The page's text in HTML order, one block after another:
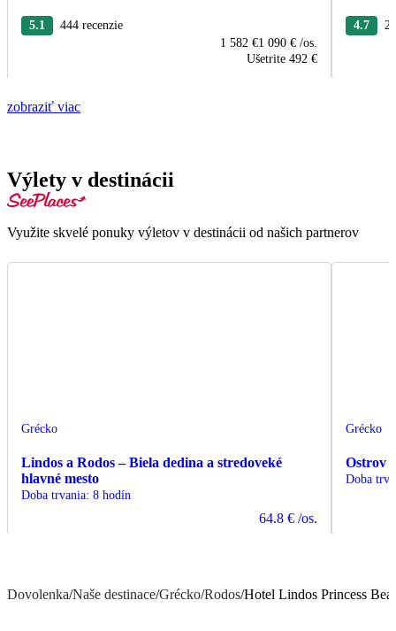
5.1
444 recenzie
1 582 €1 090 € /os.
Ušetrite 492 €
4.7
zobraziť viac
Výlety v destinácii
Využite skvelé ponuky výletov v destinácii od našich partnerov
Grécko
Lindos a Rodos – Biela dedina a stredoveké
hlavné mesto
Doba trvania: 8 hodín
64.8 € /os.
Grécko
Ostrov
Doba
Dovolenka/Naše destinace/Grécko/Rodos/Hotel Lindos Princess